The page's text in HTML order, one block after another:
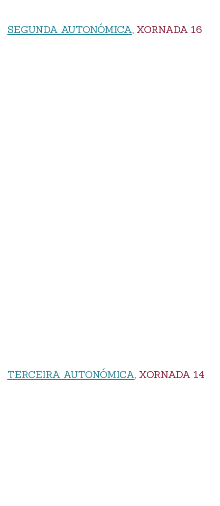
SEGUNDA AUTONÓMICA, XORNADA 16
TERCEIRA AUTONÓMICA, XORNADA 14